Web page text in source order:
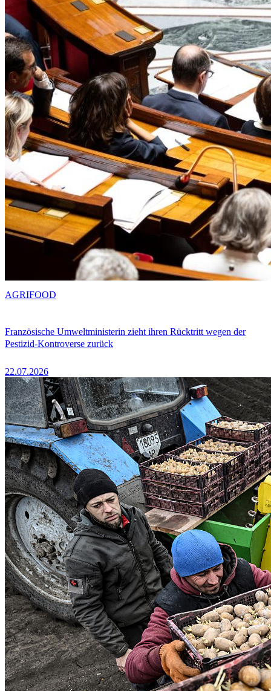
Französische Umweltministerin zieht ihren Rücktritt wegen der
Pestizid-Kontroverse zurück
22.07.2026
AGRIFOOD